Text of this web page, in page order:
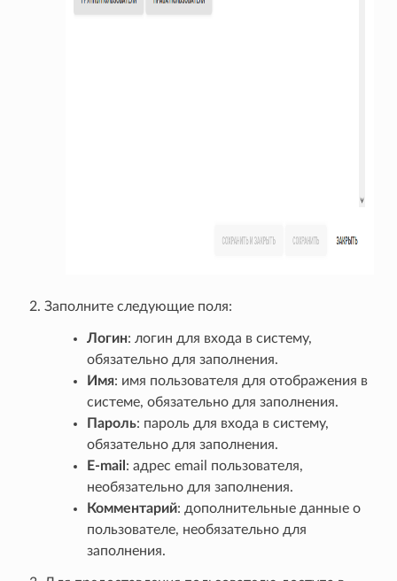
Заполните следующие поля:
Логин: логин для входа в систему,
обязательно для заполнения.
Имя: имя пользователя для отображения в
системе, обязательно для заполнения.
Пароль: пароль для входа в систему,
обязательно для заполнения.
E-mail : адрес email пользователя,
необязательно для заполнения.
Комментарий: дополнительные данные о
пользователе, необязательно для
заполнения.